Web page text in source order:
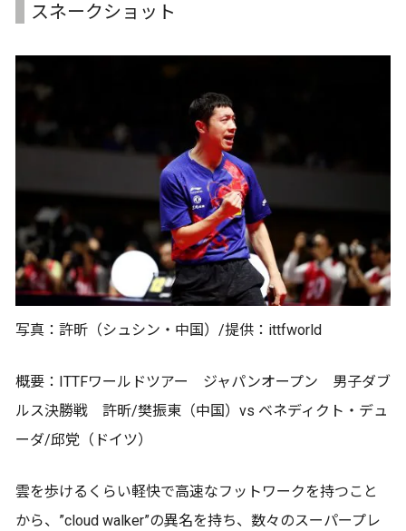
スネークショット
写真：許昕（シュシン・中国）/提供：ittfworld
概要：ITTFワールドツアー ジャパンオープン 男子ダブ
ルス決勝戦 許昕/樊振東（中国）vs ベネディクト・デュ
ーダ/邱党（ドイツ）
雲を歩けるくらい軽快で高速なフットワークを持つこと
から、”cloud walker”の異名を持ち、数々のスーパープレ